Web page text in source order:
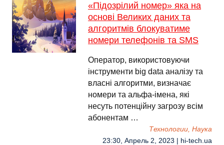
«Підозрілий номер» яка на
основі Великих даних та
алгоритмів блокуватиме
номери телефонів та SMS
Оператор, використовуючи
інструменти big data аналізу та
власні алгоритми, визначає
номери та альфа-імена, які
несуть потенційну загрозу всім
абонентам …
Технологии, Наука
23:30, Апрель 2, 2023 | hi-tech.ua